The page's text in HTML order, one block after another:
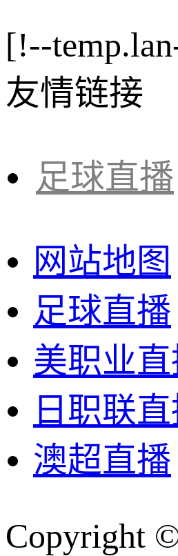
[!--
友情链接
足球直播
网站地图
足球直播
美职业
日职联
澳超直播
Copyright